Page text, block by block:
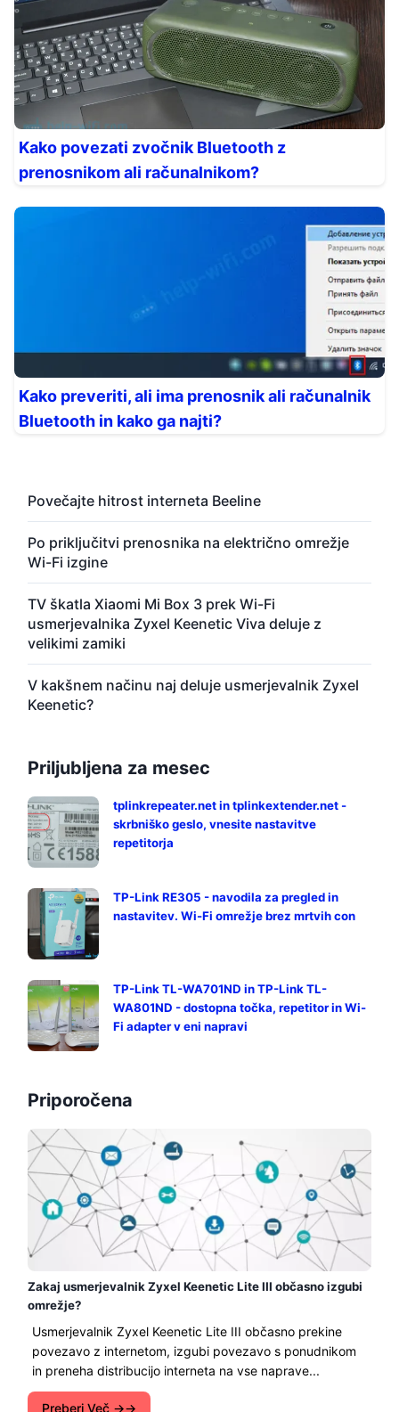
Kako povezati zvočnik Bluetooth z
prenosnikom ali računalnikom?
Kako preveriti, ali ima prenosnik ali računalnik
Bluetooth in kako ga najti?
Povečajte hitrost interneta Beeline
Po priključitvi prenosnika na električno omrežje
Wi-Fi izgine
TV škatla Xiaomi Mi Box 3 prek Wi-Fi
usmerjevalnika Zyxel Keenetic Viva deluje z
velikimi zamiki
V kakšnem načinu naj deluje usmerjevalnik Zyxel
Keenetic?
Priljubljena za mesec
tplinkrepeater.net in tplinkextender.net -
skrbniško geslo, vnesite nastavitve
repetitorja
TP-Link RE305 - navodila za pregled in
nastavitev. Wi-Fi omrežje brez mrtvih con
TP-Link TL-WA701ND in TP-Link TL-
WA801ND - dostopna točka, repetitor in Wi-
Fi adapter v eni napravi
Priporočena
Zakaj usmerjevalnik Zyxel Keenetic Lite III občasno izgubi
omrežje?
Usmerjevalnik Zyxel Keenetic Lite III občasno prekine
povezavo z internetom, izgubi povezavo s ponudnikom
in preneha distribucijo interneta na vse naprave...
Preberi Več →